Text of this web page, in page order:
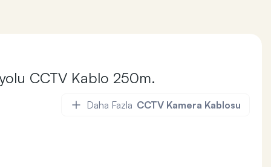
CCTV Kablo 250m.
Daha Fazla CCTV Kamera Kablosu